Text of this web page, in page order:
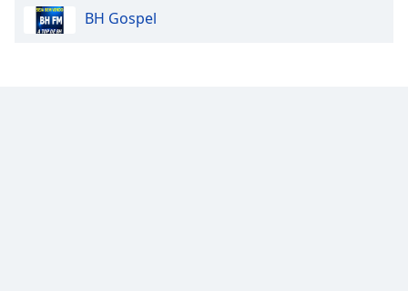
BH Gospel